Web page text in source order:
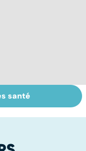
quelle prise
pour
santé